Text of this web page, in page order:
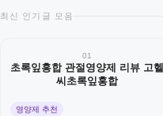
최신 인기글 모음
01
초록잎홍합 관절영양제 리뷰 고헬
씨초록잎홍합
영양제 추천